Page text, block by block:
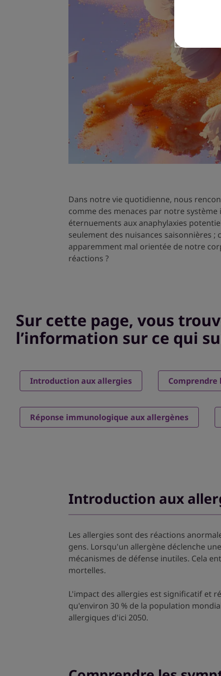
Dans notre vie quotidienne, nous
comme des menaces par notre
éternuements aux anaphylaxies
seulement des nuisances saisonnières ;
apparemment mal orientée de notre
réactions ?
Sur cette page, vous
l’information sur ce qui
Introduction aux allergies
Réponse immunologique aux allergènes
Introduction aux
Les allergies sont des réactions
gens. Lorsqu'un allergène déclenche
mécanismes de défense inutiles. Cela
mortelles.
L'impact des allergies est significatif et
qu'environ 30 % de la population
allergiques d'ici 2050.